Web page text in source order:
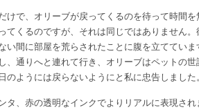
けで、オリーブが戻ってくるのを待って時間を
てくるのですが、それは同じではありません。
い間に部屋を荒らされたことに腹を立てていま
、通りへと連れて行き、オリーブはペットの世
のようには戻らないようにと私に忠告しました
タ、赤の透明なインクでよりリアルに表現され